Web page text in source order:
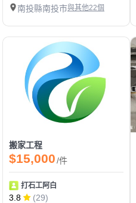
南投縣南投市與其他22個
搬家工程
$15,000/件
打石工阿白
3.8
(29)